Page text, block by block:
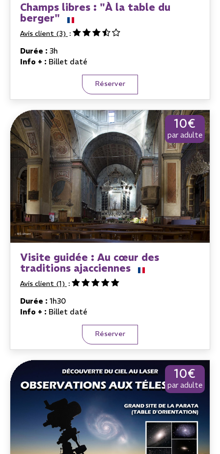
Champs libres : "À la table du
berger"
Avis client (3)
Durée : 3h
Info + : Billet daté
Réserver
Visite guidée : Au cœur des
traditions ajacciennes
Avis client (1)
10€
par adulte
Durée : 1h30
Info + : Billet daté
Réserver
10€
par adulte